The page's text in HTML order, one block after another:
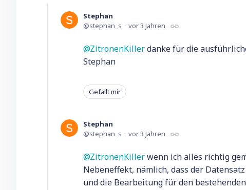
Stephan
stephan_s
vor 3 Jahren
ZitronenKillerdanke für die
Stephan
Gefällt mir
Stephan
stephan_s
vor 3 Jahren
ZitronenKillerwenn ich alles richtig
Nebeneffekt, nämlich, dass der
und die Bearbeitung für den